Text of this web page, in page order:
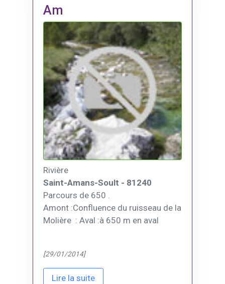
Am
Rivière
Saint-Amans-Soult - 81240
Parcours de 650 .
Amont :Confluence du ruisseau de la
Molière : Aval :à 650 m en aval
[29/01/2014]
Lire la suite